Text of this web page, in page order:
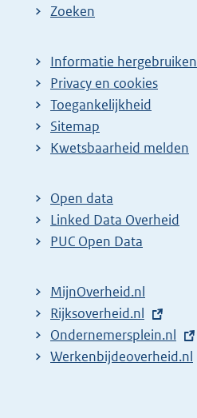
Zoeken
Informatie hergebruiken
Privacy en cookies
Toegankelijkheid
Sitemap
E
t
e
r
l
i
n
k
Kwetsbaarheid melden
Open data
Linked Data Overheid
PUC Open Data
MijnOverheid.nl
E
x
t
Rijksoverheid.nl
E
x
Ondernemersplein.nl
E
Werkenbijdeoverheid.nl